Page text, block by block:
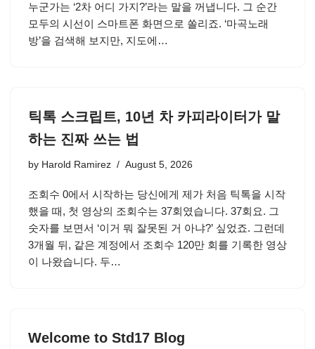
누군가는 ‘2차 어디 가지?’라는 말을 꺼냅니다. 그 순간
모두의 시선이 스마트폰 화면으로 쏠리죠. ‘마곡노래
방’을 검색해 보지만, 지도에…
틱톡 스크립트, 10년 차 카피라이터가 말
하는 진짜 쓰는 법
by Harold Ramirez August 5, 2026
조회수 0에서 시작하는 당신에게 제가 처음 틱톡을 시작
했을 때, 첫 영상의 조회수는 37회였습니다. 37회요. 그
숫자를 보면서 ‘이거 뭐 잘못된 거 아냐?’ 싶었죠. 그런데
3개월 뒤, 같은 계정에서 조회수 120만 회를 기록한 영상
이 나왔습니다. 두…
Welcome to Std17 Blog